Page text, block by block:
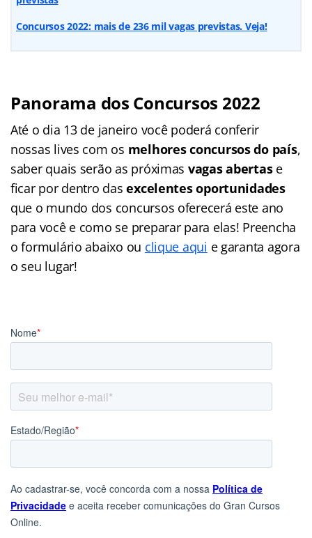
Concursos 2022: mais de 236 mil vagas previstas. Veja!
Panorama dos Concursos 2022
Até o dia 13 de janeiro você poderá conferir
nossas lives com os melhores concursos do país,
saber quais serão as próximas vagas abertase
ficar por dentro dasexcelentes oportunidades
que o mundo dos concursos oferecerá este ano
para você e como se preparar para elas! Preencha
o formulário abaixo ou clique aqui e garanta agora
o seu lugar!